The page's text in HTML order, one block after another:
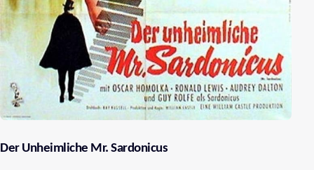
Der Unheimliche Mr. Sardonicus